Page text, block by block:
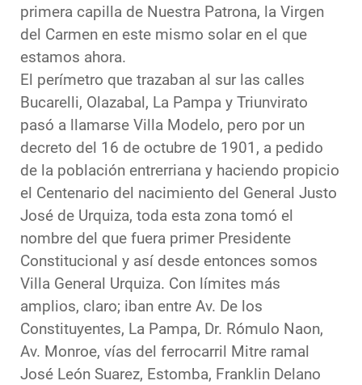
primera capilla de Nuestra Patrona, la Virgen
del Carmen en este mismo solar en el que
estamos ahora.
El perímetro que trazaban al sur las calles
Bucarelli, Olazabal, La Pampa y Triunvirato
pasó a llamarse Villa Modelo, pero por un
decreto del 16 de octubre de 1901, a pedido
de la población entrerriana y haciendo propicio
el Centenario del nacimiento del General Justo
José de Urquiza, toda esta zona tomó el
nombre del que fuera primer Presidente
Constitucional y así desde entonces somos
Villa General Urquiza. Con límites más
amplios, claro; iban entre Av. De los
Constituyentes, La Pampa, Dr. Rómulo Naon,
Av. Monroe, vías del ferrocarril Mitre ramal
José León Suarez, Estomba, Franklin Delano